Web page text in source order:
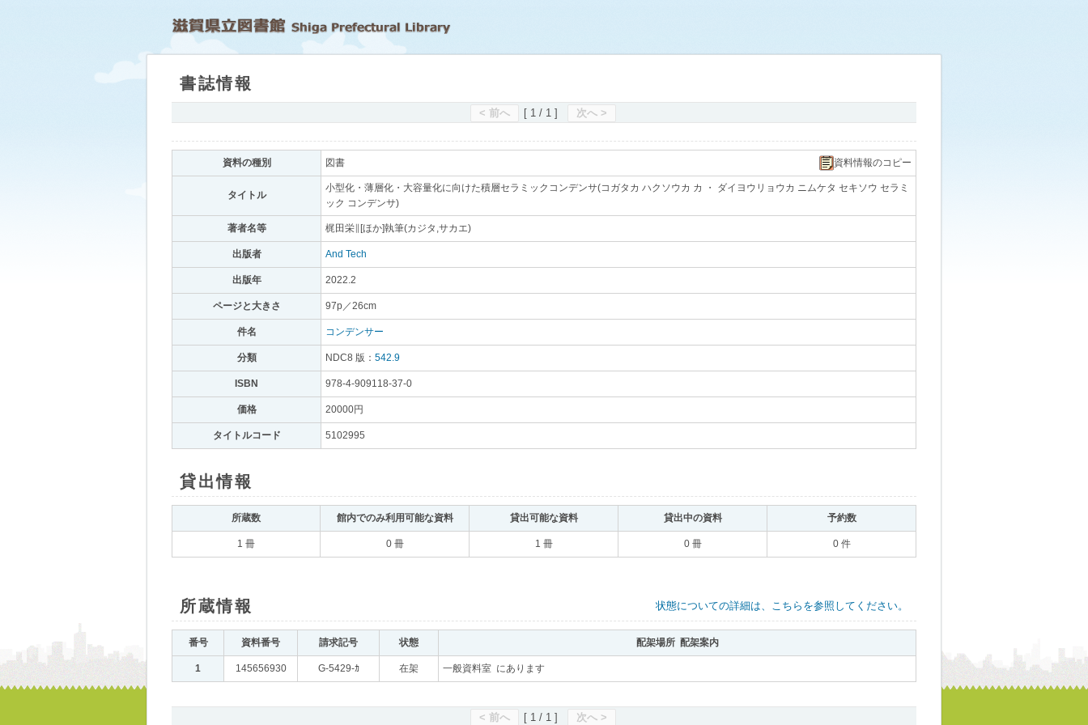
書誌情報
< 前へ [ 1 / 1 ] 次へ >
資料の種別 図書 資料情報のコピー
タイトル｡
小型化・薄層化・大容量化に向けた積層セラミックコンデンサ(コガタカ ハクソウカ カ ・ ダイヨウリョウカ ニムケタ セキソウ セラミ
ック コンデンサ)
著者名等｡ 梶田栄∥[ほか]執筆(カジタ,サカエ)
出版者｡ And Tech
出版年｡ 2022.2
ページと大きさ 97p／26cm
件名 コンデンサー
分類｡ NDC8 版： 542.9
ISBN 978-4-909118-37-0
価格｡ 20000円
タイトルコード 5102995
貸出情報
所蔵数 館内でのみ利用可能な資料｡ 貸出可能な資料｡ 貸出中の資料｡ 予約数｡
1 冊 0 冊 1 冊 0 冊 0 件
所蔵情報 状態についての詳細は、こちらを参照してください。
番号｡ 資料番号 請求記号 状態 配架場所 配架案内｡
1 145656930｡ G-5429-ｶ｡ 在架 一般資料室 にあります
< 前へ [ 1 / 1 ] 次へ >